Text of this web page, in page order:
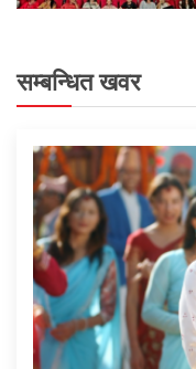
सम्बन्धित खवर